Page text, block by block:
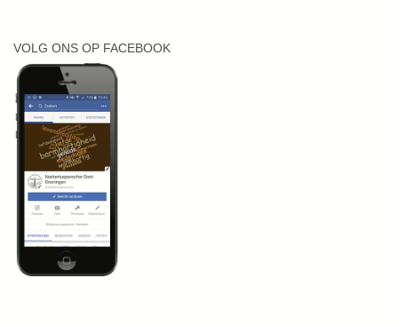
VOLG ONS OP FACEBOOK